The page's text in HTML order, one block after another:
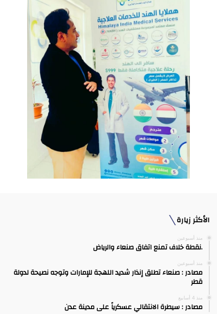
الأكثر زيارة
منذ أسبوعين
.نقطة خلاف تمنع اتفاق صنعاء والرياض
منذ أسبوعين
مصادر : صنعاء تطلق إنذار شديد اللهجة للإمارات وتوجه نصيحة لدولة
قطر
منذ 4 أسابيع
مصادر : سيطرة الانتقالي عسكرياً على مدينة عدن